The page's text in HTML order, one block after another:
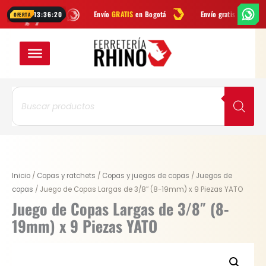
OFERTA 13:36:20EnvíoGRATIS en Bogotá Envío gratis a todo Colombia
Búsqueda
productos
Inicio / Copas y ratchets / Copas y juegos de copas / Juegos de
copas / Juego de Copas Largas de 3/8″ (8-19mm) x 9 Piezas YATO
Juego de Copas Largas de 3/8″ (8-
19mm) x 9 Piezas YATO
Original
price
was:
$ 90.600.
Current
price
is:
$ 67.950.
Juego
de
Copas
Largas
de